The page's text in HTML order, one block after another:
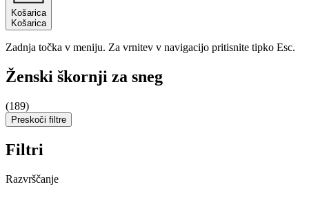
Košarica
Košarica
Zadnja točka v meniju. Za vrnitev v navigacijo pritisnite tipko Esc.
Ženski škornji za sneg
(189)
Preskoči filtre
Filtri
Razvrščanje